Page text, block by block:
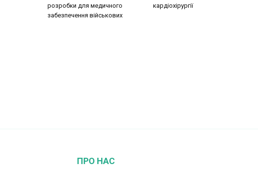
розробки для медичного
забезпечення військових
кардіохірургії
ПРО НАС